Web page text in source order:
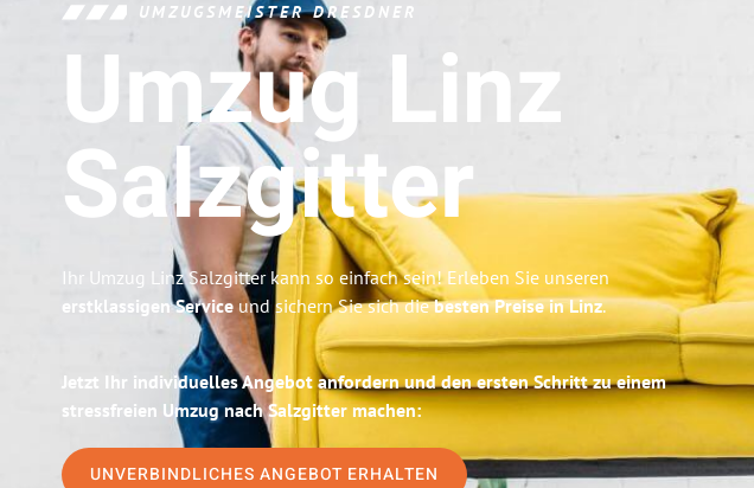
UMZUGSMEISTER DRESDNER
Umzug Linz
Salzgitter
Ihr Umzug Linz Salzgitter kann so einfach sein! Erleben Sie unseren
erstklassigen Service und sichern Sie sich diebesten Preise in Linz.
Jetzt Ihr individuelles Angebot anfordern und den ersten Schritt zu einem
stressfreien Umzug nach Salzgitter machen:
UNVERBINDLICHES ANGEBOT ERHALTEN